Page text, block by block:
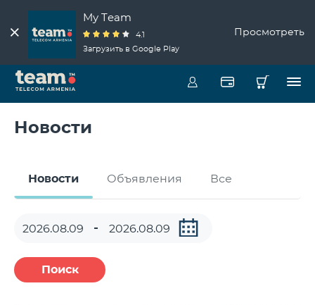
My Team
4.1
Загрузить в Google Play
Просмотреть
Новости
Новости Объявления Все
Поиск